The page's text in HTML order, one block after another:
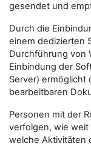
gesendet und
Durch die
einem dedizierten
Durchführung von
Einbindung der
Server) ermöglicht
bearbeitbaren
Personen mit der
verfolgen, wie
welche Aktivitäten